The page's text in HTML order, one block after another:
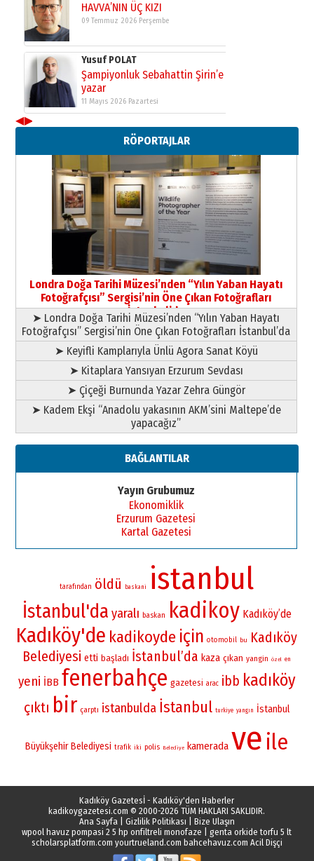
HAVVA’NIN ÜÇ KIZI
09 Temmuz 2026 Perşembe
Yusuf POLAT
Şampiyonluk Sebahattin Şirin’e
yazar
11 Mayıs 2026 Pazartesi
Neşat YALÇIN
Paranın Aile Kültüründeki Yeri
03 Ağustos 2026 Pazartesi
Yıldırım Gündoğdu
HAVVA’NIN ÜÇ KIZI
09 Temmuz 2026 Perşembe
Yusuf POLAT
Şampiyonluk Sebahattin Şirin’e
yazar
11 Mayıs 2026 Pazartesi
◀▶
RÖPORTAJLAR
Londra Doğa Tarihi Müzesi’nden “Yılın Yaban Hayatı
Fotoğrafçısı” Sergisi’nin Öne Çıkan Fotoğrafları
İstanbul’da
➤ Londra Doğa Tarihi Müzesi’nden “Yılın Yaban Hayatı
Fotoğrafçısı” Sergisi’nin Öne Çıkan Fotoğrafları İstanbul’da
➤ Keyifli Kamplarıyla Ünlü Agora Sanat Köyü
➤ Kitaplara Yansıyan Erzurum Sevdası
➤ Çiçeği Burnunda Yazar Zehra Güngör
➤ Kadem Ekşi “Anadolu yakasının AKM’sini Maltepe’de
yapacağız”
BAĞLANTILAR
Yayın Grubumuz
Ekonomiklik
Erzurum Gazetesi
Kartal Gazetesi
tarafından öldü baskani istanbul
İstanbul'da yaralı baskan kadikoy Kadıköy’de
Kadıköy'de kadikoyde için otomobil bu
Kadıköy
Belediyesi etti başladı İstanbul’da kaza çıkan yangin özel en
yeni İBB fenerbahçe gazetesi arac ibb kadıköy
çıktı bir çarptı istanbulda İstanbul turkiye yangın İstanbul
Büyükşehir Belediyesi trafik iki polis Belediye kamerada ve ile
Kadıköy Gazetesİ - Kadıköy'den Haberler
kadikoygazetesi.com © 2000-2026 TÜM HAKLARI SAKLIDIR.
Ana Sayfa
Gizlilik Politikası
Bize Ulaşın
wpool havuz pompasi 2 5 hp onfiltreli monofaze |genta orkide torfu 5 lt
scholarsplatform.com yourtrueland.com bahcehavuz.com Acil Dişçi